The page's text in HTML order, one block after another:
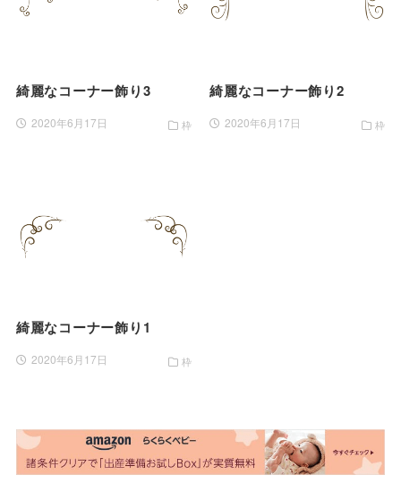
綺麗なコーナー飾り3
2020年6月17日 枠
綺麗なコーナー飾り2
2020年6月17日 枠
綺麗なコーナー飾り1
2020年6月17日 枠